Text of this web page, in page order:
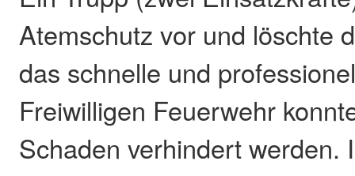
Atemschutz vor und löschte
das schnelle und
Freiwilligen Feuerwehr
Schaden verhindert werden.